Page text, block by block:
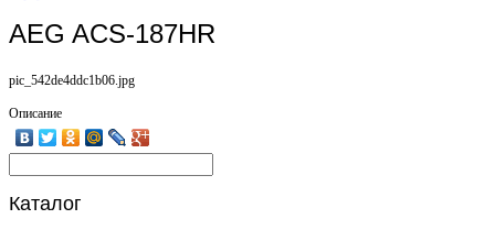
AEG ACS-187HR
pic_542de4ddc1b06.jpg
Описание
Каталог